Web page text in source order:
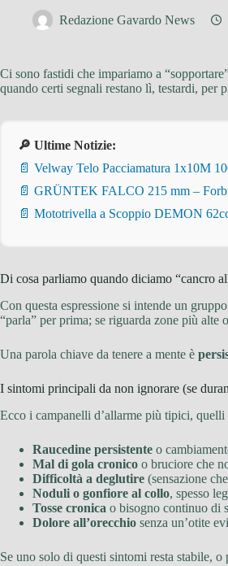
Redazione Gavardo News
Ci sono fastidi che impariamo a
quando certi segnali restano lì, testardi, per
🔎 Ultime Notizie:
📄 Velway Telo Pacciamatura 1x10M
📄 GRÜNTEK FALCO 215 mm –
📄 Mototrivella a Scoppio DEMON
Di cosa parliamo quando diciamo “cancro
Con questa espressione si intende un
“parla” per prima; se riguarda zone più
Una parola chiave da tenere a mente è
I sintomi principali da non ignorare (se
Ecco i campanelli d’allarme più tipici,
Raucedine persistente o
Mal di gola cronico o bruciore che
Difficoltà a deglutire (sensazione
Noduli o gonfiore al collo, spesso
Tosse cronica o bisogno continuo di
Dolore all’orecchio senza un’otite
Se uno solo di questi sintomi resta stabile,